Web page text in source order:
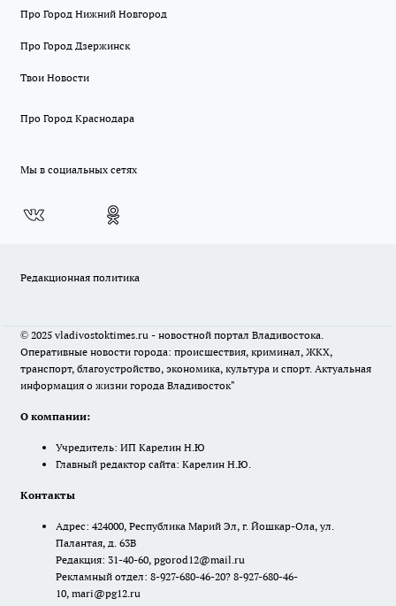
Про Город Нижний Новгород
Про Город Дзержинск
Твои Новости
Про Город Краснодара
Мы в социальных сетях
Редакционная политика
© 2025 vladivostoktimes.ru - новостной портал Владивостока.
Оперативные новости города: происшествия, криминал, ЖКХ,
транспорт, благоустройство, экономика, культура и спорт. Актуальная
информация о жизни города Владивосток"
О компании:
Учредитель: ИП Карелин Н.Ю
Главный редактор сайта: Карелин Н.Ю.
Контакты
Адрес: 424000, Республика Марий Эл, г. Йошкар-Ола, ул.
Палантая, д. 63В
Редакция: 31-40-60, pgorod12@mail.ru
Рекламный отдел: 8-927-680-46-20? 8-927-680-46-
10, mari@pg12.ru